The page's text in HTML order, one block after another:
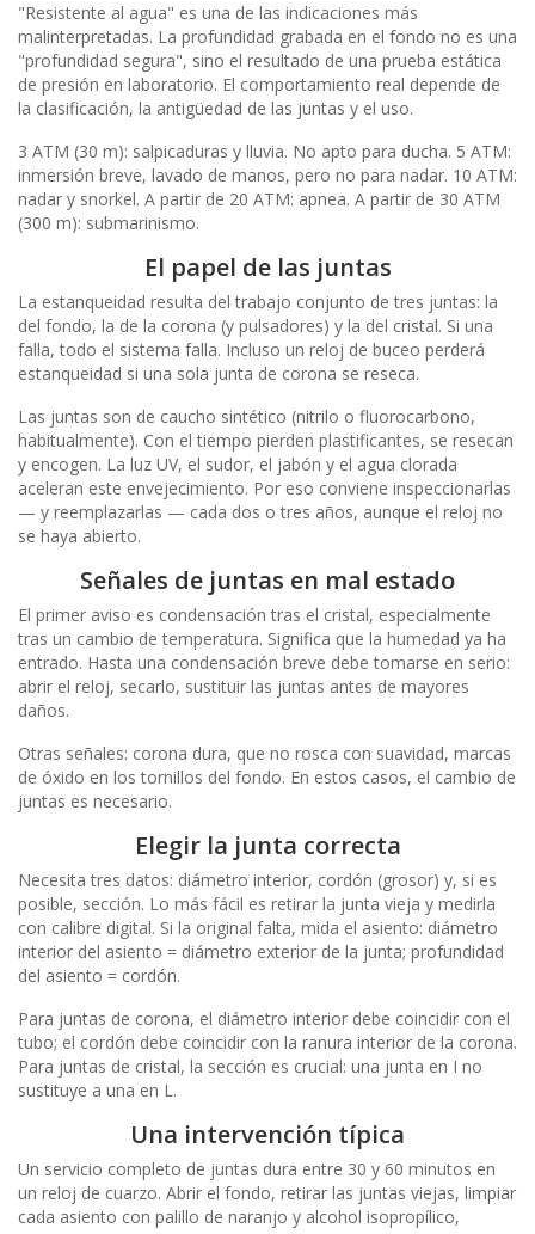
"Resistente al agua" es una de las indicaciones más
malinterpretadas. La profundidad grabada en el fondo no es una
"profundidad segura", sino el resultado de una prueba estática
de presión en laboratorio. El comportamiento real depende de
la clasificación, la antigüedad de las juntas y el uso.
3 ATM (30 m): salpicaduras y lluvia. No apto para ducha. 5 ATM:
inmersión breve, lavado de manos, pero no para nadar. 10 ATM:
nadar y snorkel. A partir de 20 ATM: apnea. A partir de 30 ATM
(300 m): submarinismo.
El papel de las juntas
La estanqueidad resulta del trabajo conjunto de tres juntas: la
del fondo, la de la corona (y pulsadores) y la del cristal. Si una
falla, todo el sistema falla. Incluso un reloj de buceo perderá
estanqueidad si una sola junta de corona se reseca.
Las juntas son de caucho sintético (nitrilo o fluorocarbono,
habitualmente). Con el tiempo pierden plastificantes, se resecan
y encogen. La luz UV, el sudor, el jabón y el agua clorada
aceleran este envejecimiento. Por eso conviene inspeccionarlas
— y reemplazarlas — cada dos o tres años, aunque el reloj no
se haya abierto.
Señales de juntas en mal estado
El primer aviso es condensación tras el cristal, especialmente
tras un cambio de temperatura. Significa que la humedad ya ha
entrado. Hasta una condensación breve debe tomarse en serio:
abrir el reloj, secarlo, sustituir las juntas antes de mayores
daños.
Otras señales: corona dura, que no rosca con suavidad, marcas
de óxido en los tornillos del fondo. En estos casos, el cambio de
juntas es necesario.
Elegir la junta correcta
Necesita tres datos: diámetro interior, cordón (grosor) y, si es
posible, sección. Lo más fácil es retirar la junta vieja y medirla
con calibre digital. Si la original falta, mida el asiento: diámetro
interior del asiento = diámetro exterior de la junta; profundidad
del asiento = cordón.
Para juntas de corona, el diámetro interior debe coincidir con el
tubo; el cordón debe coincidir con la ranura interior de la corona.
Para juntas de cristal, la sección es crucial: una junta en I no
sustituye a una en L.
Una intervención típica
Un servicio completo de juntas dura entre 30 y 60 minutos en
un reloj de cuarzo. Abrir el fondo, retirar las juntas viejas, limpiar
cada asiento con palillo de naranjo y alcohol isopropílico,